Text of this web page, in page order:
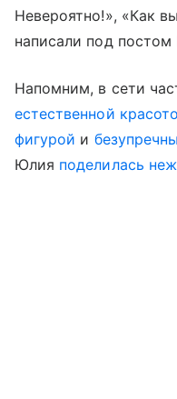
Невероятно!», «Как
написали под
Напомним, в сети
естественной
фигурой и
Юлия поделилась